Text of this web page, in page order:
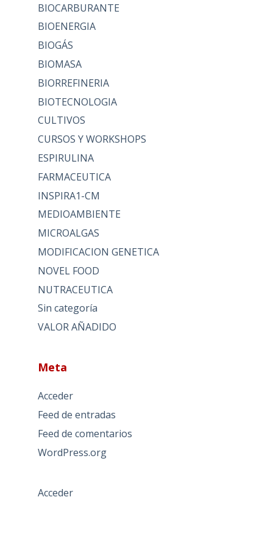
BIOCARBURANTE
BIOENERGIA
BIOGÁS
BIOMASA
BIORREFINERIA
BIOTECNOLOGIA
CULTIVOS
CURSOS Y WORKSHOPS
ESPIRULINA
FARMACEUTICA
INSPIRA1-CM
MEDIOAMBIENTE
MICROALGAS
MODIFICACION GENETICA
NOVEL FOOD
NUTRACEUTICA
Sin categoría
VALOR AÑADIDO
Meta
Acceder
Feed de entradas
Feed de comentarios
WordPress.org
Acceder